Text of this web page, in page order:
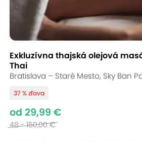
Exkluzívna thajská olejová
Thai
Bratislava – Staré Mesto, Sky Ban
37 % zľava
od 29,99 €
48 - 150,00 €